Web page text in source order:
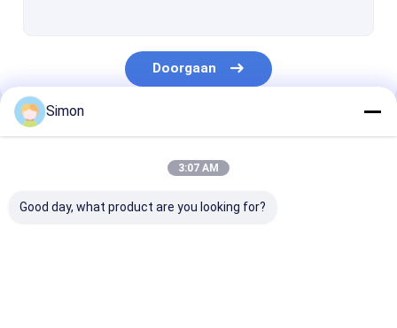
Doorgaan
Onze Categorieën
Simon
3:07 AM
Good day, what product are you looking for?